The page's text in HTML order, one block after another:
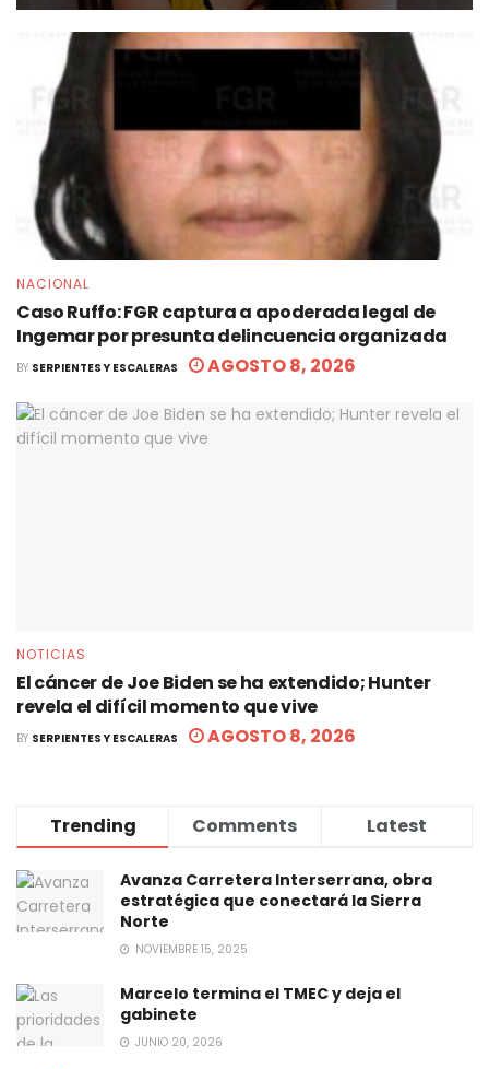
NACIONAL
Caso Ruffo: FGR captura a apoderada legal de
Ingemar por presunta delincuencia organizada
BY SERPIENTES Y ESCALERAS AGOSTO 8, 2026
NOTICIAS
El cáncer de Joe Biden se ha extendido; Hunter
revela el difícil momento que vive
BY SERPIENTES Y ESCALERAS AGOSTO 8, 2026
Trending Comments Latest
Avanza Carretera Interserrana, obra
estratégica que conectará la Sierra
Norte
NOVIEMBRE 15, 2025
Marcelo termina el TMEC y deja el
gabinete
JUNIO 20, 2026